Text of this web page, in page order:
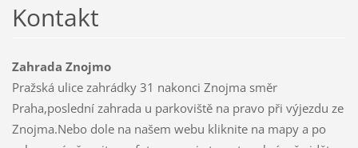
Kontakt
Zahrada Znojmo
Pražská ulice zahrádky 31 nakonci Znojma směr
Praha,poslední zahrada u parkoviště na pravo při výjezdu ze
Znojma.Nebo dole na našem webu kliknite na mapy a po